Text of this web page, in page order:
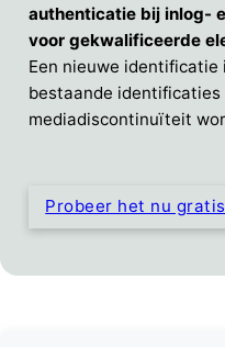
authenticatie bij inlog-
voor gekwalificeerde
Een nieuwe identificatie
bestaande
mediadiscontinuïteit
Probeer het nu gratis